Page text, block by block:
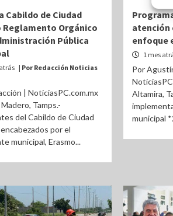
Cabildo de Ciudad
Reglamento Orgánico
Pública
| Por Redacción Noticias
| NoticiasPC.com.mx
Tamps.-
del Cabildo de Ciudad
por el
municipal, Erasmo...
atención
enfoque
1 mes
Por
Altamira,
municipal